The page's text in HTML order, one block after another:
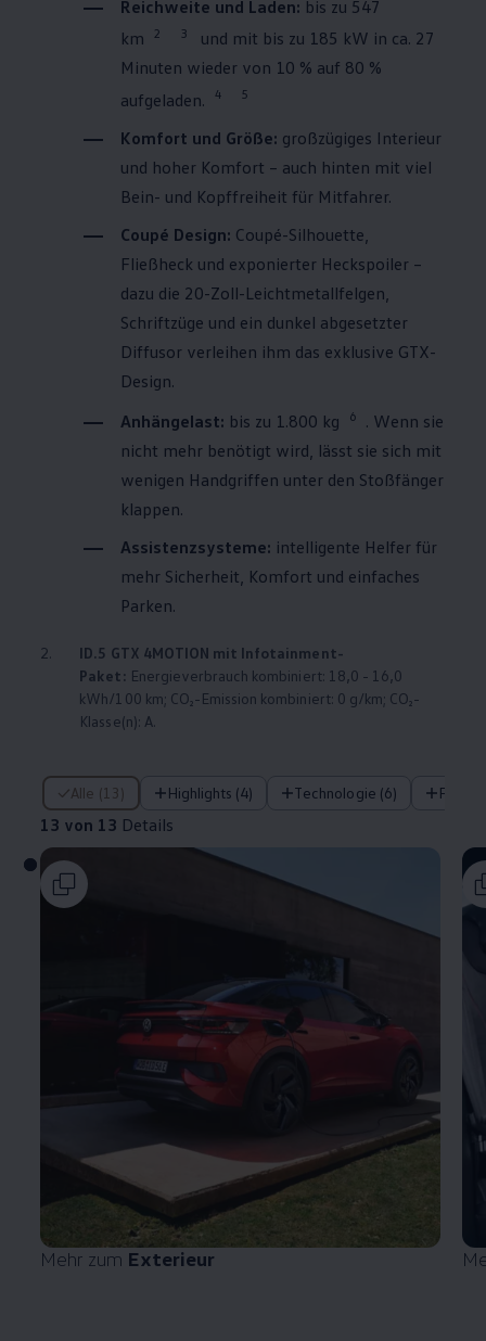
Reichweite und Laden: bis zu 547
km
2 3
und mit bis zu 185 kW in ca. 27
Minuten wieder von 10 % auf 80 %
aufgeladen.
4 5
Komfort und Größe: großzügiges Interieur
und hoher Komfort – auch hinten mit viel
Bein- und Kopffreiheit für Mitfahrer.
Coupé Design: Coupé-Silhouette,
Fließheck und exponierter Heckspoiler –
dazu die 20-Zoll-Leichtmetallfelgen,
Schriftzüge und ein dunkel abgesetzter
Diffusor verleihen ihm das exklusive GTX-
Design.
Anhängelast: bis zu 1.800 kg 6
. Wenn sie
nicht mehr benötigt wird, lässt sie sich mit
wenigen Handgriffen unter den Stoßfänger
klappen.
Assistenzsysteme: intelligente Helfer für
mehr Sicherheit, Komfort und einfaches
Parken.
2. ID.5 GTX 4MOTION mit Infotainment-
Paket: Energieverbrauch kombiniert: 18,0 - 16,0
kWh/100 km; CO₂-Emission kombiniert: 0 g/km; CO₂-
Klasse(n): A.
Alle (13) Highlights (4) Technologie (6)
13 von 13 Details
13 von 13 Details
Mehr zum Exterieur